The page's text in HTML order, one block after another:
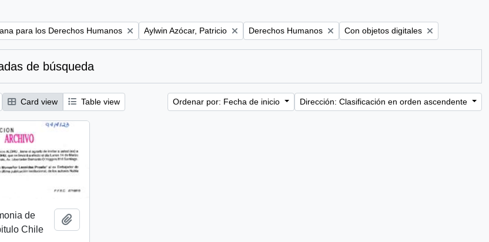
para los Derechos Humanos Remove filter:
Aylwin Azócar, Patricio Remove filter:
Derechos Humanos Remove filter:
Con objetos digitales
de búsqueda
Card view Table view Ordenar por: Fecha de inicio Dirección: Clasificación en orden ascendente
de
Chile